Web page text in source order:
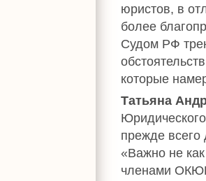
юристов, в
более
Судом РФ
которые
Татьяна
прежде всего
«Важно не
членами